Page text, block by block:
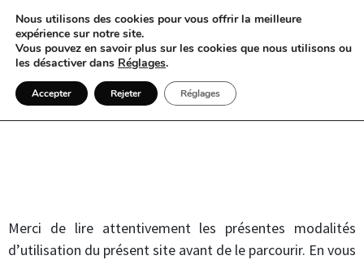
Trouver un chauffeur mariage
Mentions légales
Merci de lire attentivement les présentes modalités
d’utilisation du présent site avant de le parcourir. En vous
Nous utilisons des cookies pour vous offrir la meilleure
expérience sur notre site.
Vous pouvez en savoir plus sur les cookies que nous utilisons ou
les désactiver dans Réglages.
Accepter Rejeter Réglages